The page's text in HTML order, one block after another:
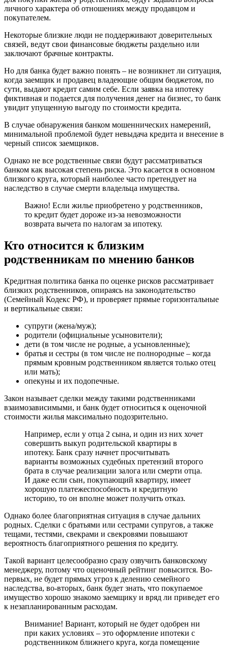
личного характера об отношениях между продавцом и
покупателем.
Некоторые близкие люди не поддерживают доверительных
связей, ведут свои финансовые бюджеты раздельно или
заключают брачные контракты.
Но для банка будет важно понять – не возникнет ли ситуация,
когда заемщик и продавец владеющие общим бюджетом, по
сути, выдают кредит самим себе. Если заявка на ипотеку
фиктивная и подается для получения денег на бизнес, то банк
увидит упущенную выгоду по стоимости кредита.
В случае обнаружения банком мошеннических намерений,
минимальной проблемой будет невыдача кредита и внесение в
черный список заемщиков.
Однако не все родственные связи будут рассматриваться
банком как высокая степень риска. Это касается в основном
близкого круга, который наиболее часто претендует на
наследство в случае смерти владельца имущества.
Важно! Если жилье приобретено у родственников,
то кредит будет дороже из-за невозможности
возврата вычета по налогам за ипотеку.
Кто относится к близким
родственникам по мнению банков
Кредитная политика банка по оценке рисков рассматривает
близких родственников, опираясь на законодательство
(Семейный Кодекс РФ), и проверяет прямые горизонтальные
и вертикальные связи:
супруги (жена/муж);
родители (официальные усыновители);
дети (в том числе не родные, а усыновленные);
братья и сестры (в том числе не полнородные – когда
прямым кровным родственником является только отец
или мать);
опекуны и их подопечные.
Закон называет сделки между такими родственниками
взаимозависимыми, и банк будет относиться к оценочной
стоимости жилья максимально подозрительно.
Например, если у отца 2 сына, и один из них хочет
совершить выкуп родительской квартиры в
ипотеку. Банк сразу начнет просчитывать
варианты возможных судебных претензий второго
брата в случае реализации залога или смерти отца.
И даже если сын, покупающий квартиру, имеет
хорошую платежеспособность и кредитную
историю, то он вполне может получить отказ.
Однако более благоприятная ситуация в случае дальних
родных. Сделки с братьями или сестрами супругов, а также
тещами, тестями, свекрами и свекровями повышают
вероятность благоприятного решения по кредиту.
Такой вариант целесообразно сразу озвучить банковскому
менеджеру, потому что оценочный рейтинг повысится. Во-
первых, не будет прямых угроз к делению семейного
наследства, во-вторых, банк будет знать, что покупаемое
имущество хорошо знакомо заемщику и вряд ли приведет его
к незапланированным расходам.
Внимание! Вариант, который не будет одобрен ни
при каких условиях – это оформление ипотеки с
родственником ближнего круга, когда помещение